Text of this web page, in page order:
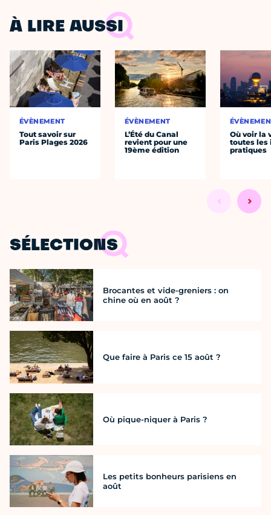
À LIRE AUSSI
ÉVÈNEMENT
Tout savoir sur
Paris Plages 2026
ÉVÈNEMENT
L’Été du Canal
revient pour une
19ème édition
Où voir la
toutes les
pratiques
SÉLECTIONS
Brocantes et vide-greniers : on
chine où en août ?
Que faire à Paris ce 15 août ?
Où pique-niquer à Paris ?
Les petits bonheurs parisiens en
août